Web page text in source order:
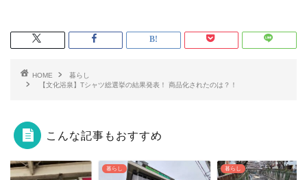
HOME
暮らし
【文化浴泉】Tシャツ総選挙の結果発表！ 商品化されたのは？！
こんな記事もおすすめ
暮らし 暮らし